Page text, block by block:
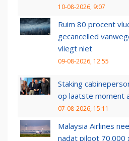
10-08-2026, 9:07
Ruim 80 procent
gecancelled
vliegt niet
09-08-2026, 12:55
Staking
op laatste moment
07-08-2026, 15:11
Malaysia Airlines
nadat piloot 70.000